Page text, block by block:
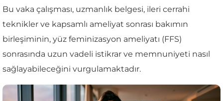
Bu vaka çalışması, uzmanlık belgesi, ileri cerrahi
teknikler ve kapsamlı ameliyat sonrası bakımın
birleşiminin, yüz feminizasyon ameliyatı (FFS)
sonrasında uzun vadeli istikrar ve memnuniyeti nasıl
sağlayabileceğini vurgulamaktadır.